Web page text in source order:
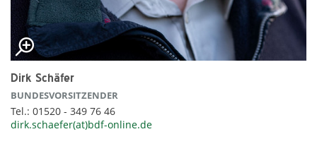
Dirk Schäfer
BUNDESVORSITZENDER
Tel.: 01520 - 349 76 46
dirk.schaefer(at)bdf-online.de